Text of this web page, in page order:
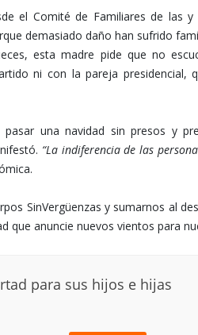
el Comité de Familiares de las
demasiado daño han sufrido
esta madre pide que no
ni con la pareja presidencial,
una navidad sin presos y
“La indiferencia de las
SinVergüenzas y sumarnos al
que anuncie nuevos vientos para